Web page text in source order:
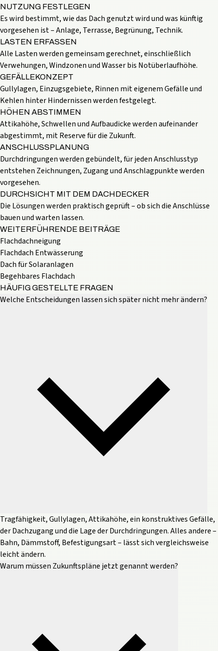
NUTZUNG FESTLEGEN
Es wird bestimmt, wie das Dach genutzt wird und was künftig
vorgesehen ist – Anlage, Terrasse, Begrünung, Technik.
LASTEN ERFASSEN
Alle Lasten werden gemeinsam gerechnet, einschließlich
Verwehungen, Windzonen und Wasser bis Notüberlaufhöhe.
GEFÄLLEKONZEPT
Gullylagen, Einzugsgebiete, Rinnen mit eigenem Gefälle und
Kehlen hinter Hindernissen werden festgelegt.
HÖHEN ABSTIMMEN
Attikahöhe, Schwellen und Aufbaudicke werden aufeinander
abgestimmt, mit Reserve für die Zukunft.
ANSCHLUSSPLANUNG
Durchdringungen werden gebündelt, für jeden Anschlusstyp
entstehen Zeichnungen, Zugang und Anschlagpunkte werden
vorgesehen.
DURCHSICHT MIT DEM DACHDECKER
Die Lösungen werden praktisch geprüft – ob sich die Anschlüsse
bauen und warten lassen.
WEITERFÜHRENDE BEITRÄGE
Flachdachneigung
Flachdach Entwässerung
Dach für Solaranlagen
Begehbares Flachdach
HÄUFIG GESTELLTE FRAGEN
Welche Entscheidungen lassen sich später nicht mehr ändern?
Tragfähigkeit, Gullylagen, Attikahöhe, ein konstruktives Gefälle,
der Dachzugang und die Lage der Durchdringungen. Alles andere –
Bahn, Dämmstoff, Befestigungsart – lässt sich vergleichsweise
leicht ändern.
Warum müssen Zukunftspläne jetzt genannt werden?